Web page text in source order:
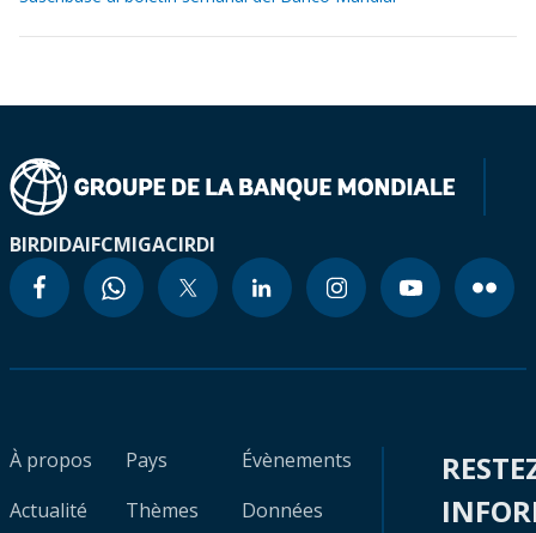
BIRDIDAIFCMIGACIRDI
À propos
Actualité
Pays
Thèmes
Évènements
Données